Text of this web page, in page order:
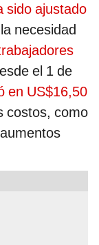
sido ajustado
necesidad
el 1 de
en US$16,50
costos, como